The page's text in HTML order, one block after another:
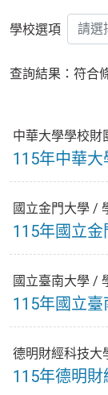
學校選項 請選
查詢結果：符合
中華大學學校財
115年中華
國立金門大學 /
115年國立
國立臺南大學 /
115年國立
德明財經科技大
115年德明